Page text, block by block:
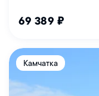
69 389 ₽
Камчатка